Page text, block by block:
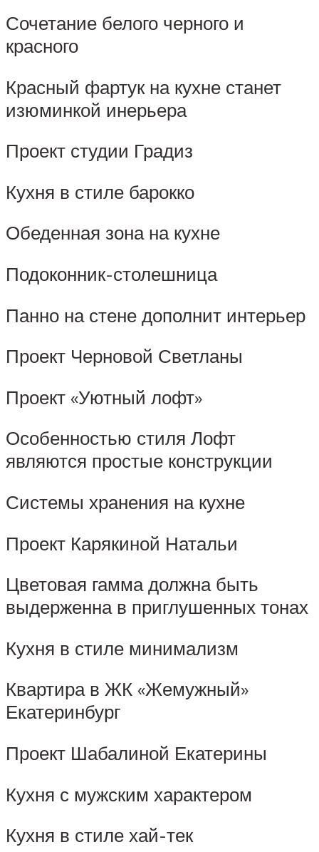
Сочетание белого черного и
красного
Красный фартук на кухне станет
изюминкой инерьера
Проект студии Градиз
Кухня в стиле барокко
Обеденная зона на кухне
Подоконник-столешница
Панно на стене дополнит интерьер
Проект Черновой Светланы
Проект «Уютный лофт»
Особенностью стиля Лофт
являются простые конструкции
Системы хранения на кухне
Проект Карякиной Натальи
Цветовая гамма должна быть
выдерженна в приглушенных тонах
Кухня в стиле минимализм
Квартира в ЖК «Жемужный»
Екатеринбург
Проект Шабалиной Екатерины
Кухня с мужским характером
Кухня в стиле хай-тек